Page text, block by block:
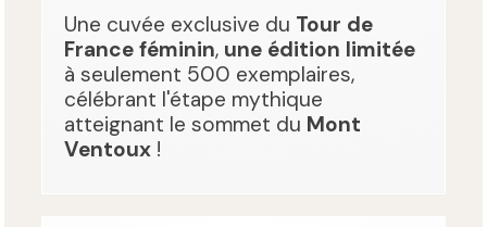
Une cuvée exclusive du Tour de
France féminin, une édition limitée
à seulement 500 exemplaires,
célébrant l'étape mythique
atteignant le sommet du Mont
Ventoux !